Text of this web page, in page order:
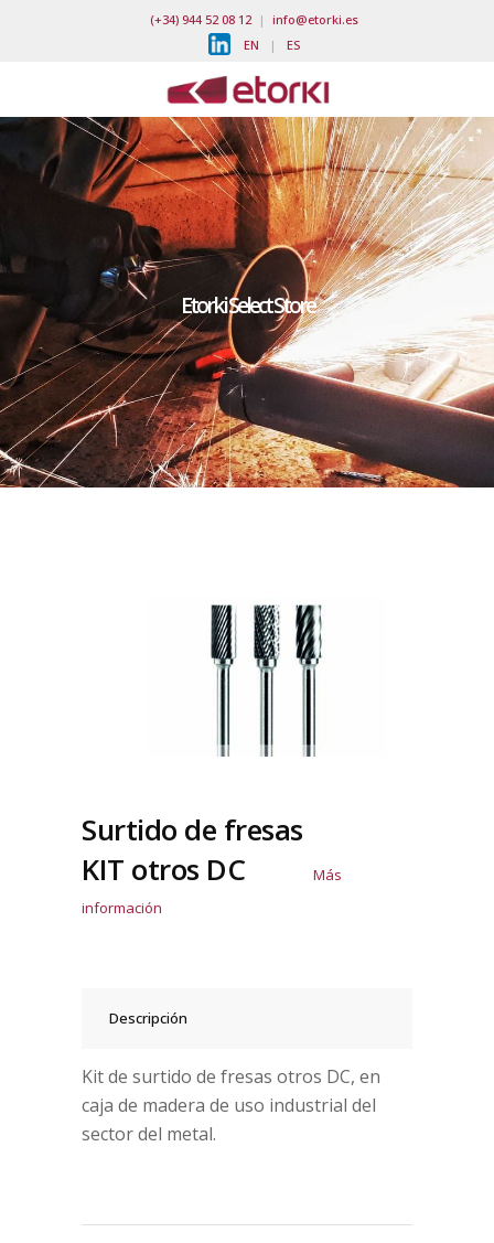
(+34) 944 52 08 12| info@etorki.es
EN | ES
Etorki Select Store
Surtido de fresas
KIT otros DC
Más
información
Descripción
Kit de surtido de fresas otros DC, en
caja de madera de uso industrial del
sector del metal.